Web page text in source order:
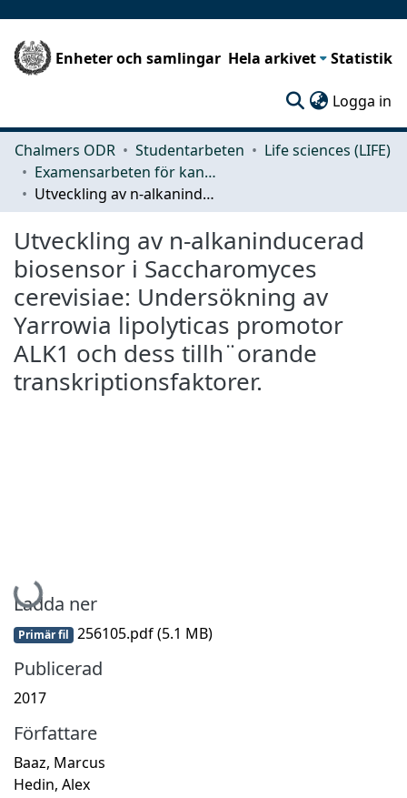
Enheter och samlingar Hela arkivet Statistik
Logga in
Chalmers ODR Studentarbeten
Life sciences (LIFE)
Examensarbeten för kandidatexamen
Utveckling av n-alkaninducerad biosensor i Saccharomyces cerevisiae: Undersökning av Yarrowia lipolyticas promotor ALK1 och dess tillh¨orande transkriptionsfaktorer.
Utveckling av n-alkaninducerad
biosensor i Saccharomyces
cerevisiae: Undersökning av
Yarrowia lipolyticas promotor
ALK1 och dess tillh¨orande
transkriptionsfaktorer.
Hämtar...
Ladda ner
Primär fil 256105.pdf(5.1 MB)
Publicerad
2017
Författare
Baaz, Marcus
Hedin, Alex